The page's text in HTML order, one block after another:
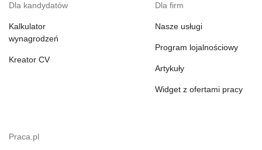
Dla kandydatów
Kalkulator
wynagrodzeń
Kreator CV
Dla firm
Nasze usługi
Program lojalnościowy
Artykuły
Widget z ofertami pracy
Praca.pl